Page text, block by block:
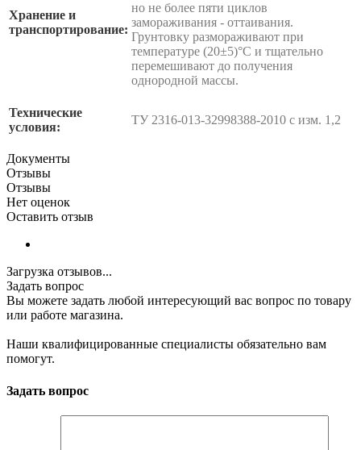
Хранение и
транспортирование:
но не более пяти циклов
замораживания - оттаивания.
Грунтовку размораживают при
температуре (20±5)°С и тщательно
перемешивают до получения
однородной массы.
Технические
условия:
ТУ 2316-013-32998388-2010 с изм. 1,2
Документы
Отзывы
Отзывы
Нет оценок
Оставить отзыв
Загрузка отзывов...
Задать вопрос
Вы можете задать любой интересующий вас вопрос по товару
или работе магазина.
Наши квалифицированные специалисты обязательно вам
помогут.
Задать вопрос